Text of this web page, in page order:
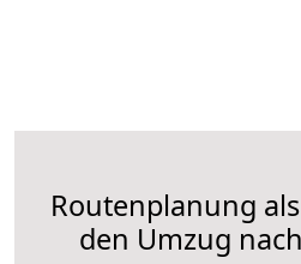
Routenplanung
den Umzug